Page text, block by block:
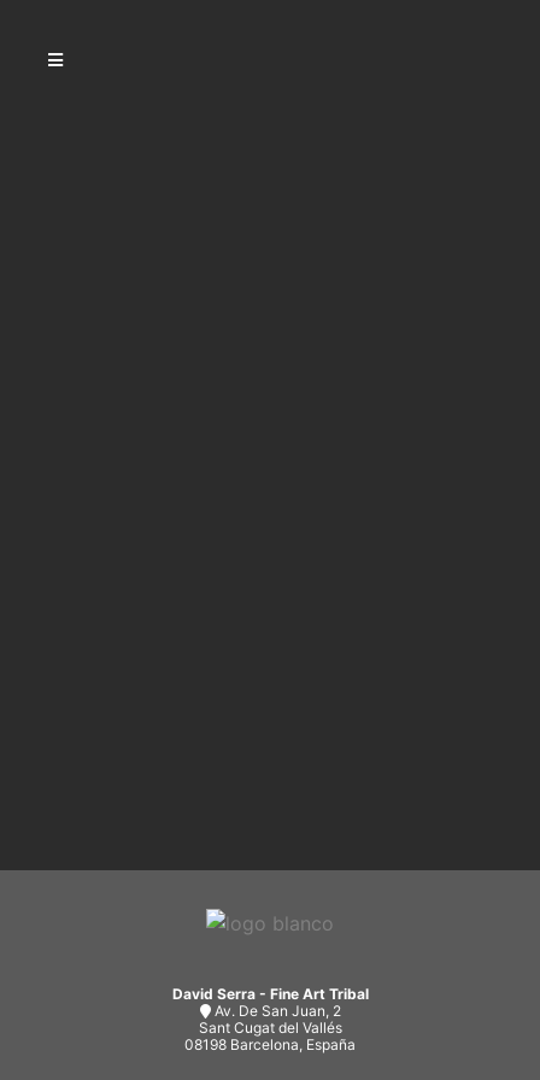
David Serra - Fine Art Tribal
Av. De San Juan, 2
Sant Cugat del Vallés
08198 Barcelona, España